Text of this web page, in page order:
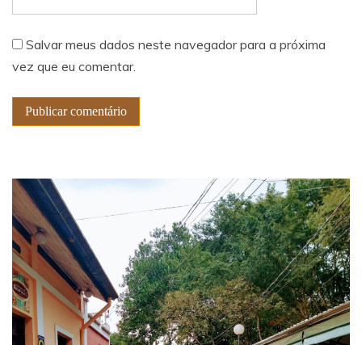
Salvar meus dados neste navegador para a próxima
vez que eu comentar.